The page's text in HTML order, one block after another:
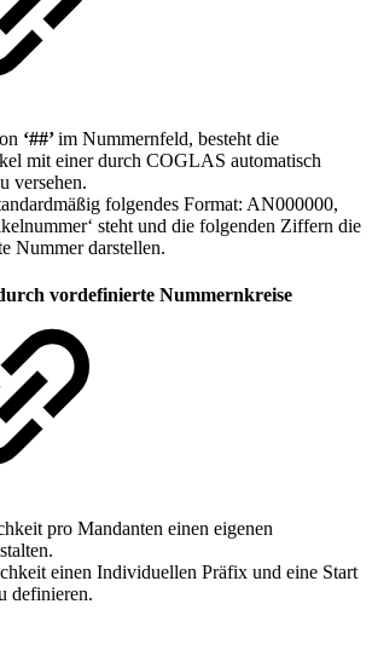
‘##’im Nummernfeld, besteht die
mit einer durch COGLAS automatisch
versehen.
folgendes Format: AN000000,
steht und die folgenden Ziffern die
Nummer darstellen.
vordefinierte Nummernkreise
pro Mandanten einen eigenen
einen Individuellen Präfix und eine Start
definieren.